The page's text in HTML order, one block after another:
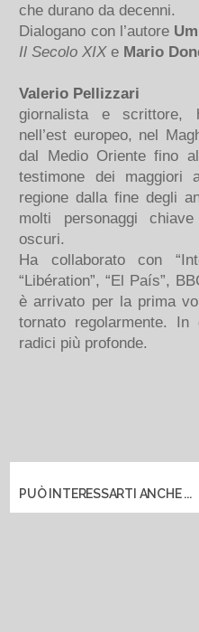
che durano da decenni.
Dialogano con l’autore
Il Secolo XIXe Mario
Valerio Pellizzari
giornalista e scrittore,
nell’est europeo, nel
dal Medio Oriente fino
testimone dei maggiori
regione dalla fine degli
molti personaggi
oscuri.
Ha collaborato con
“Libération”, “El País”,
è arrivato per la prima
tornato regolarmente.
radici più profonde.
PUÒ INTERESSARTI ANCHE ...